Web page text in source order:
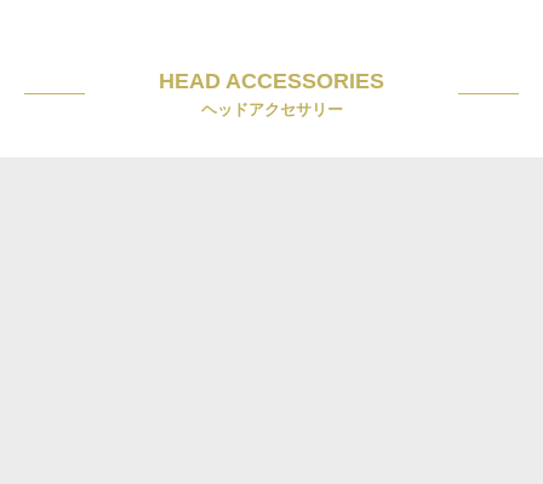
HEAD ACCESSORIES
ヘッドアクセサリー